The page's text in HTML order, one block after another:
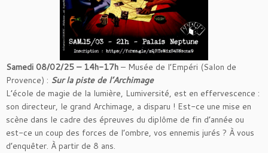
Samedi 08/02/25 – 14h-17h – Musée de l’Empéri (Salon de
Provence) : Sur la piste de l’Archimage
L’école de magie de la lumière, Lumiversité, est en effervescence :
son directeur, le grand Archimage, a disparu ! Est-ce une mise en
scène dans le cadre des épreuves du diplôme de fin d’année ou
est-ce un coup des forces de l’ombre, vos ennemis jurés ? À vous
d’enquêter. À partir de 8 ans.